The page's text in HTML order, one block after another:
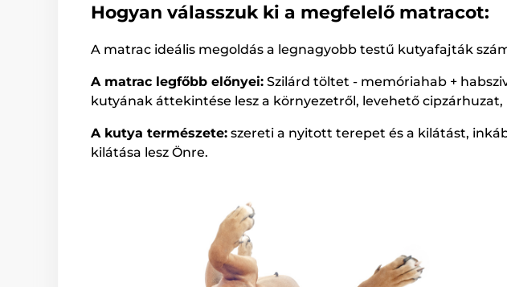
Hogyan válasszuk ki a megfelelő matracot:
A matrac ideális megoldás a legnagyobb testű kutyafajták
A matrac legfőbb előnyei: Szilárd töltet - memóriahab +
kutyának áttekintése lesz a környezetről, levehető
A kutya természete: szereti a nyitott terepet és a kilátást,
kilátása lesz Önre.